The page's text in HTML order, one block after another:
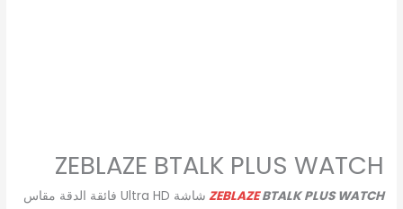
ZEBLAZE BTALK PLUS WATCH
ZEBLAZEBTALK PLUS WATCH
شاشة Ultra HD فائقة الدقة مقاس